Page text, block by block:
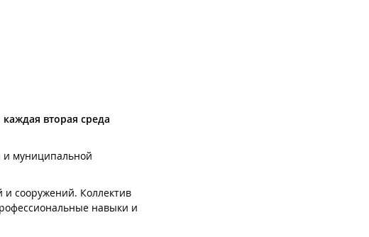
вторая среда
и муниципальной
сооружений. Коллектив
навыки и